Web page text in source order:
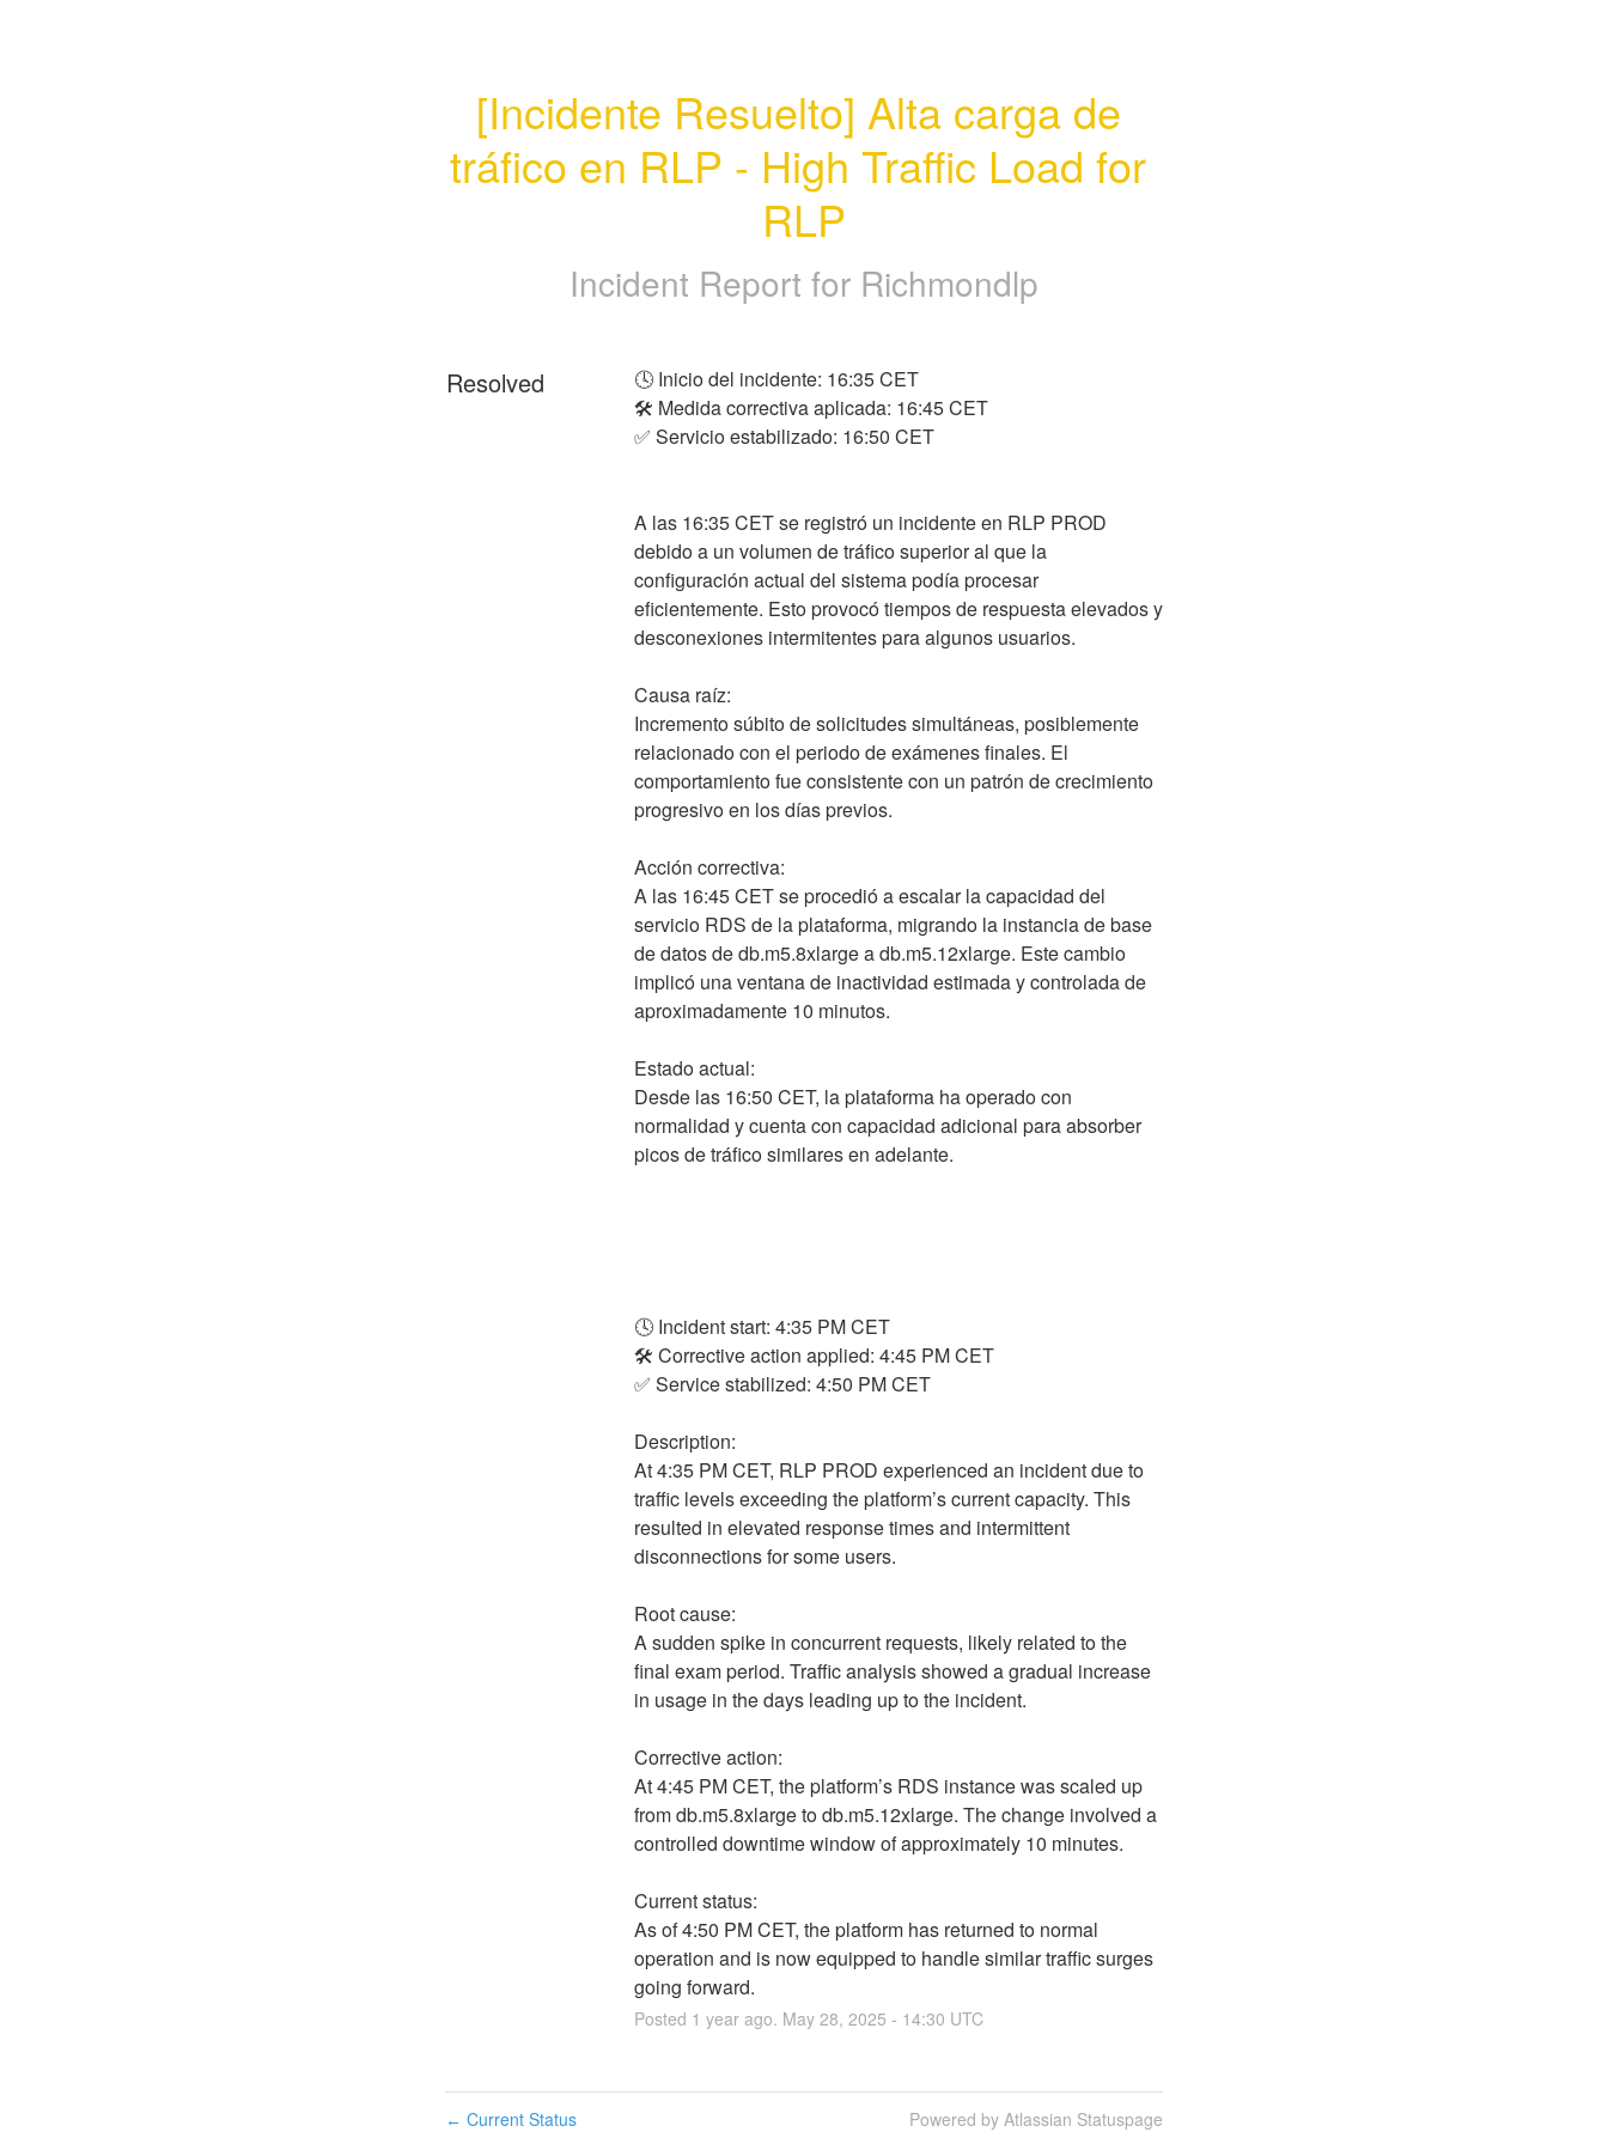
[Incidente Resuelto] Alta carga de
tráfico en RLP - High Traffic Load for
RLP
Incident Report for Richmondlp
Resolved
🕓 Inicio del incidente: 16:35 CET
🛠️ Medida correctiva aplicada: 16:45 CET
✅ Servicio estabilizado: 16:50 CET
A las 16:35 CET se registró un incidente en RLP PROD
debido a un volumen de tráfico superior al que la
configuración actual del sistema podía procesar
eficientemente. Esto provocó tiempos de respuesta elevados y
desconexiones intermitentes para algunos usuarios.
Causa raíz:
Incremento súbito de solicitudes simultáneas, posiblemente
relacionado con el periodo de exámenes finales. El
comportamiento fue consistente con un patrón de crecimiento
progresivo en los días previos.
Acción correctiva:
A las 16:45 CET se procedió a escalar la capacidad del
servicio RDS de la plataforma, migrando la instancia de base
de datos de db.m5.8xlarge a db.m5.12xlarge. Este cambio
implicó una ventana de inactividad estimada y controlada de
aproximadamente 10 minutos.
Estado actual:
Desde las 16:50 CET, la plataforma ha operado con
normalidad y cuenta con capacidad adicional para absorber
picos de tráfico similares en adelante.
🕓 Incident start: 4:35 PM CET
🛠️ Corrective action applied: 4:45 PM CET
✅ Service stabilized: 4:50 PM CET
Description:
At 4:35 PM CET, RLP PROD experienced an incident due to
traffic levels exceeding the platform’s current capacity. This
resulted in elevated response times and intermittent
disconnections for some users.
Root cause:
A sudden spike in concurrent requests, likely related to the
final exam period. Traffic analysis showed a gradual increase
in usage in the days leading up to the incident.
Corrective action:
At 4:45 PM CET, the platform’s RDS instance was scaled up
from db.m5.8xlarge to db.m5.12xlarge. The change involved a
controlled downtime window of approximately 10 minutes.
Current status:
As of 4:50 PM CET, the platform has returned to normal
operation and is now equipped to handle similar traffic surges
going forward.
Posted 1 year ago. May 28, 2025 - 14:30 UTC
← Current Status Powered by Atlassian Statuspage